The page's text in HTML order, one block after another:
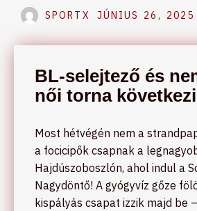
SPORTX JÚNIUS 26, 2025
BL-selejtező és
női torna
Most hétvégén nem a
a focicipők csapnak a
Hajdúszoboszlón, ahol indul a
Nagydöntő! A gyógyvíz gőze
kispályás csapat izzik majd be